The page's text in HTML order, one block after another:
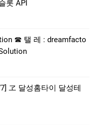
롯 API
☎ 탤 레 : dreamfacto
ヱ 달성홈타이 달성테